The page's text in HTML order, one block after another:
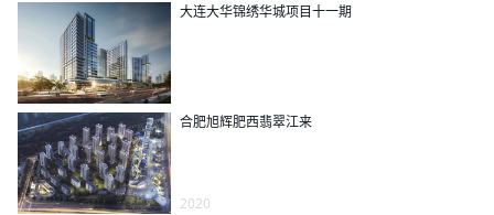
大连大华锦绣华城项目十一期
合肥旭辉肥西翡翠江来
2020